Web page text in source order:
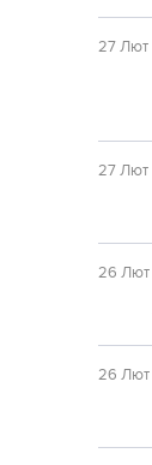
27 Лют
27 Лют
26 Лют
26 Лют